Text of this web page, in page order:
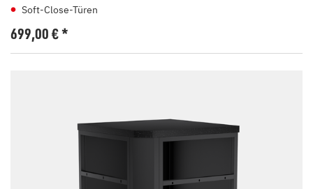
Soft-Close-Türen
699,00€*